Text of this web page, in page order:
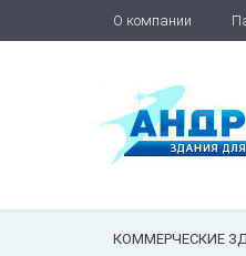
О компании
КОММЕРЧЕСКИЕ